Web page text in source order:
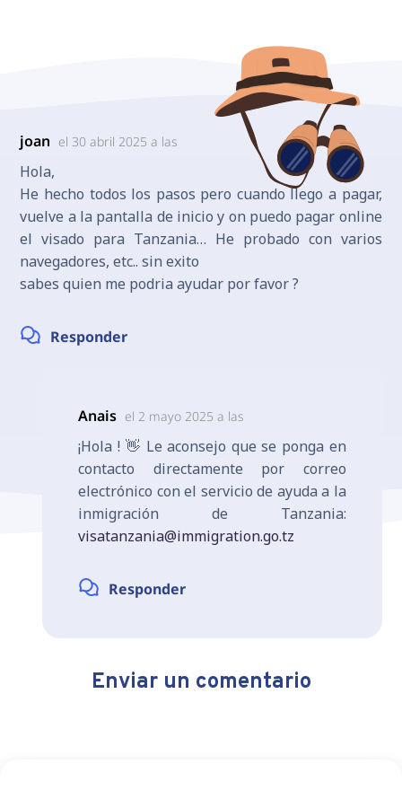
joan el 30 abril 2025 a las
Hola,
He hecho todos los pasos pero cuando llego a pagar,
vuelve a la pantalla de inicio y on puedo pagar online
el visado para Tanzania… He probado con varios
navegadores, etc.. sin exito
sabes quien me podria ayudar por favor ?
Responder
Anais el 2 mayo 2025 a las
¡Hola ! 👋 Le aconsejo que se ponga en
contacto directamente por correo
electrónico con el servicio de ayuda a la
inmigración de Tanzania:
visatanzania@immigration.go.tz
Responder
Enviar un comentario